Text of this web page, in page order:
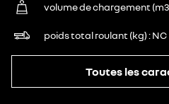
volume de chargement
poids total roulant (kg) NC
Toutes les